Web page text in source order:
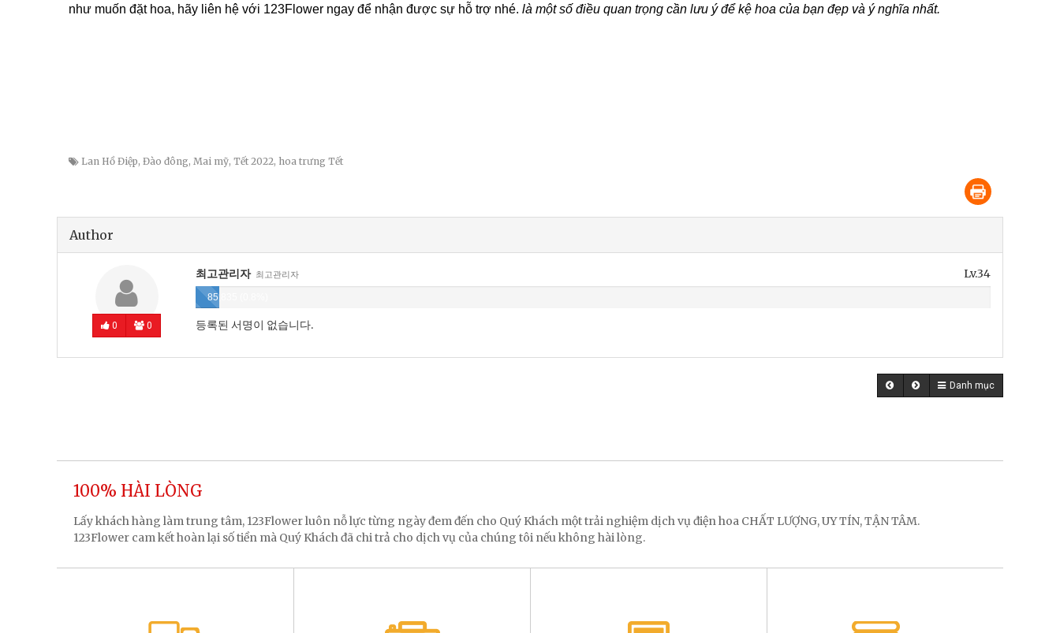
như muốn đặt hoa, hãy liên hệ với 123Flower ngay để nhận được sự hỗ trợ nhé. là một số điều quan trọng cần lưu ý để kệ hoa của bạn đẹp và ý nghĩa nhất.
Lan Hồ Điệp, Đào đông, Mai mỹ, Tết 2022, hoa trưng Tết
Author
0 0
Lv.34
최고관리자 최고관리자
85,835 (0.8%)
등록된 서명이 없습니다.
Danh mục
100% HÀI LÒNG
Lấy khách hàng làm trung tâm, 123Flower luôn nỗ lực từng ngày đem đến cho Quý Khách một trải nghiệm dịch vụ điện hoa CHẤT LƯỢNG, UY TÍN, TẬN TÂM.
123Flower cam kết hoàn lại số tiền mà Quý Khách đã chi trả cho dịch vụ của chúng tôi nếu không hài lòng.